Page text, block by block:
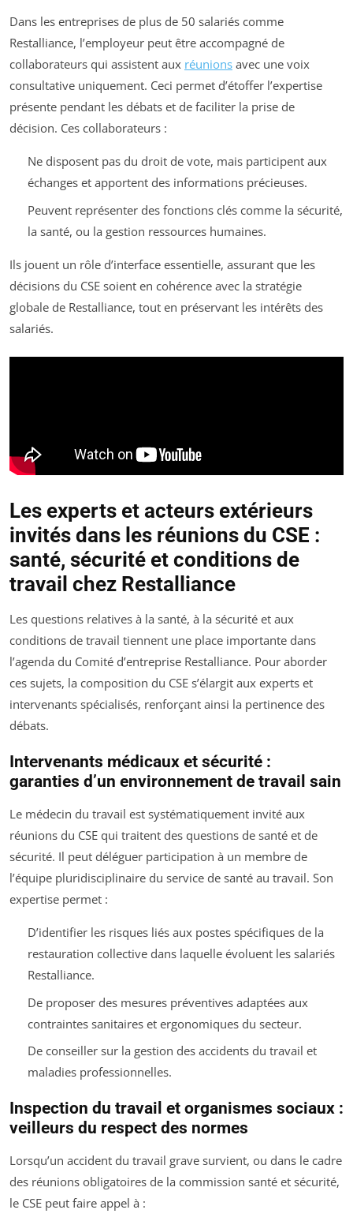
Dans les entreprises de plus de 50 salariés comme
Restalliance, l’employeur peut être accompagné de
collaborateurs qui assistent aux réunions avec une voix
consultative uniquement. Ceci permet d’étoffer l’expertise
présente pendant les débats et de faciliter la prise de
décision. Ces collaborateurs :
Ne disposent pas du droit de vote, mais participent aux
échanges et apportent des informations précieuses.
Peuvent représenter des fonctions clés comme la sécurité,
la santé, ou la gestion ressources humaines.
Ils jouent un rôle d’interface essentielle, assurant que les
décisions du CSE soient en cohérence avec la stratégie
globale de Restalliance, tout en préservant les intérêts des
salariés.
Les experts et acteurs extérieurs
invités dans les réunions du CSE :
santé, sécurité et conditions de
travail chez Restalliance
Les questions relatives à la santé, à la sécurité et aux
conditions de travail tiennent une place importante dans
l’agenda du Comité d’entreprise Restalliance. Pour aborder
ces sujets, la composition du CSE s’élargit aux experts et
intervenants spécialisés, renforçant ainsi la pertinence des
débats.
Intervenants médicaux et sécurité :
garanties d’un environnement de travail sain
Le médecin du travail est systématiquement invité aux
réunions du CSE qui traitent des questions de santé et de
sécurité. Il peut déléguer participation à un membre de
l’équipe pluridisciplinaire du service de santé au travail. Son
expertise permet :
D’identifier les risques liés aux postes spécifiques de la
restauration collective dans laquelle évoluent les salariés
Restalliance.
De proposer des mesures préventives adaptées aux
contraintes sanitaires et ergonomiques du secteur.
De conseiller sur la gestion des accidents du travail et
maladies professionnelles.
Inspection du travail et organismes sociaux :
veilleurs du respect des normes
Lorsqu’un accident du travail grave survient, ou dans le cadre
des réunions obligatoires de la commission santé et sécurité,
le CSE peut faire appel à :